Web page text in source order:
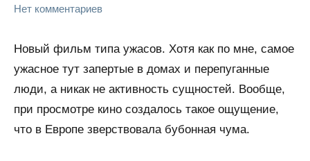
Admin
Нет комментариев
Новый фильм типа ужасов. Хотя как по мне, самое
ужасное тут запертые в домах и перепуганные
люди, а никак не активность сущностей. Вообще,
при просмотре кино создалось такое ощущение,
что в Европе зверствовала бубонная чума.